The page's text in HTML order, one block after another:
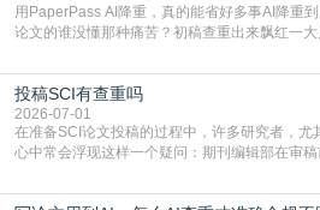
用PaperPass AI降重，真的能省好多事AI降重
论文的谁没懂那种痛苦？初稿查重出来飘红一
到秃头。这时候靠谱的AI降重真的就是救命稻
三天都做不完的事。不是所有人都需要用AI降重
真的可以试试：初稿写完重复率远超要
投稿SCI有查重吗
2026-07-01
在准备SCI论文投稿的过程中，许多研究者，尤
心中常会浮现这样一个疑问：期刊编辑部在审
论文的初审通过率。实际上，SCI期刊对重复内